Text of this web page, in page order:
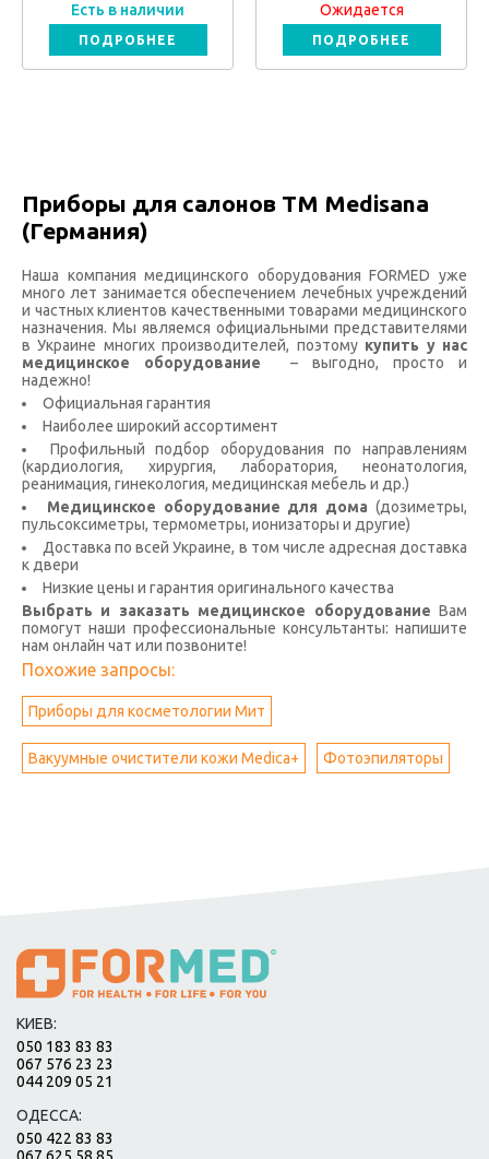
Есть в наличии
ПОДРОБНЕЕ
Ожидается
ПОДРОБНЕЕ
Приборы для салонов ТМ Medisana
(Германия)
Наша компания медицинского оборудования FORMED уже
много лет занимается обеспечением лечебных учреждений
и частных клиентов качественными товарами медицинского
назначения. Мы являемся официальными представителями
в Украине многих производителей, поэтому купить у нас
медицинское оборудование
– выгодно, просто и
надежно!
Официальная гарантия
Наиболее широкий ассортимент
Профильный подбор оборудования по направлениям
(кардиология, хирургия, лаборатория, неонатология,
реанимация, гинекология, медицинская мебель и др.)
Медицинское оборудование для дома (дозиметры,
пульсоксиметры, термометры, ионизаторы и другие)
Доставка по всей Украине, в том числе адресная доставка
к двери
Низкие цены и гарантия оригинального качества
Выбрать и заказать медицинское оборудование Вам
помогут наши профессиональные консультанты: напишите
нам онлайн чат или позвоните!
Похожие запросы:
Приборы для косметологии Мит
Вакуумные очистители кожи Medica+ Фотоэпиляторы
КИЕВ:
050 183 83 83
067 576 23 23
044 209 05 21
ОДЕССА:
050 422 83 83